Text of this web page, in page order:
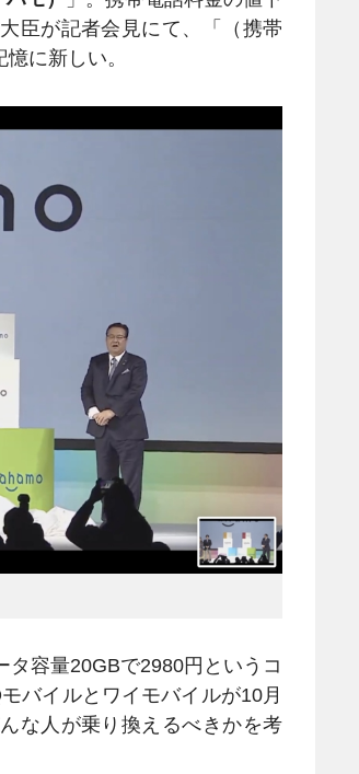
臣が記者会見にて、「（携帯
に新しい。
容量20GBで2980円というコ
バイルとワイモバイルが10月
な人が乗り換えるべきかを考